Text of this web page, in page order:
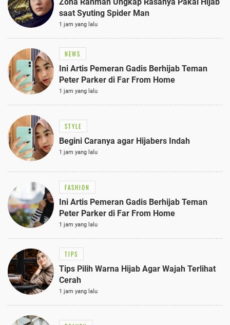
saat Syuting Spider Man
1 jam yang lalu
NEWS
Ini Artis Pemeran Gadis Berhijab Teman
Peter Parker di Far From Home
1 jam yang lalu
STYLE
Begini Caranya agar Hijabers Indah
1 jam yang lalu
FASHION
Ini Artis Pemeran Gadis Berhijab Teman
Peter Parker di Far From Home
1 jam yang lalu
TIPS
Tips Pilih Warna Hijab Agar Wajah Terlihat
Cerah
1 jam yang lalu